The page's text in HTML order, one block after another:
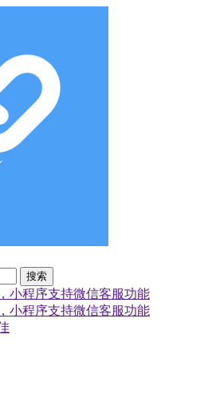
搜索
小程序支持微信客服功能
小程序支持微信客服功能